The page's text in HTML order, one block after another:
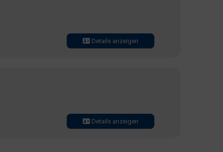
Details anzeigen
Details anzeigen